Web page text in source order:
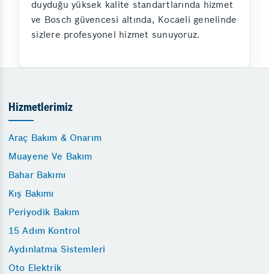
duyduğu yüksek kalite standartlarında hizmet
ve Bosch güvencesi altında, Kocaeli genelinde
sizlere profesyonel hizmet sunuyoruz.
Hizmetlerimiz
Araç Bakım & Onarım
Muayene Ve Bakım
Bahar Bakımı
Kış Bakımı
Periyodik Bakım
15 Adım Kontrol
Aydınlatma Sistemleri
Oto Elektrik